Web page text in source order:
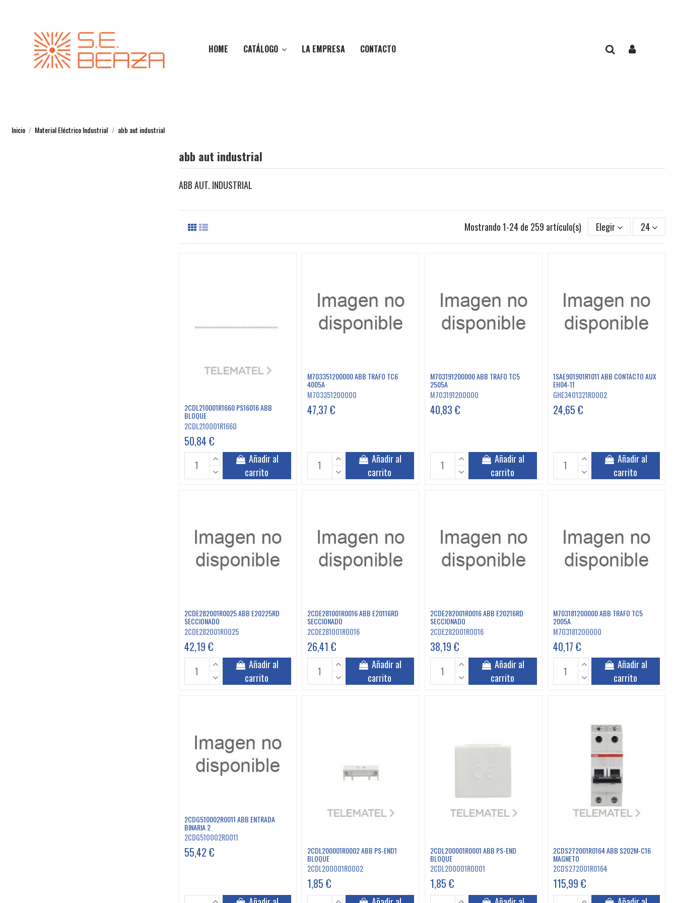
HOME CATÁLOGO LA EMPRESA CONTACTO
Inicio Material Eléctrico Industrial abb aut industrial
abb aut industrial
ABB AUT. INDUSTRIAL
Mostrando 1-24 de 259 artículo(s) Elegir 24
2CDL210001R1660 PS16016 ABB
BLOQUE
2CDL210001R1660
50,84 €
Añadir al
carrito
M703351200000 ABB TRAFO TC6
4005A
M703351200000
47,37 €
Añadir al
carrito
M703191200000 ABB TRAFO TC5
2505A
M703191200000
40,83 €
Añadir al
carrito
1SAE901901R1011 ABB CONTACTO AUX
EH04-11
GHE3401321R0002
24,65 €
Añadir al
carrito
2CDE282001R0025 ABB E20225RD
SECCIONADO
2CDE282001R0025
42,19 €
Añadir al
carrito
2CDE281001R0016 ABB E20116RD
SECCIONADO
2CDE281001R0016
26,41 €
Añadir al
carrito
2CDE282001R0016 ABB E20216RD
SECCIONADO
2CDE282001R0016
38,19 €
Añadir al
carrito
M703181200000 ABB TRAFO TC5
2005A
M703181200000
40,17 €
Añadir al
carrito
2CDG510002R0011 ABB ENTRADA
BINARIA 2
2CDG510002R0011
55,42 € 2CDL200001R0002 ABB PS-END1
BLOQUE
2CDL200001R0002
1,85 €
2CDL200001R0001 ABB PS-END
BLOQUE
2CDL200001R0001
1,85 €
2CDS272001R0164 ABB S202M-C16
MAGNETO
2CDS272001R0164
115,99 €